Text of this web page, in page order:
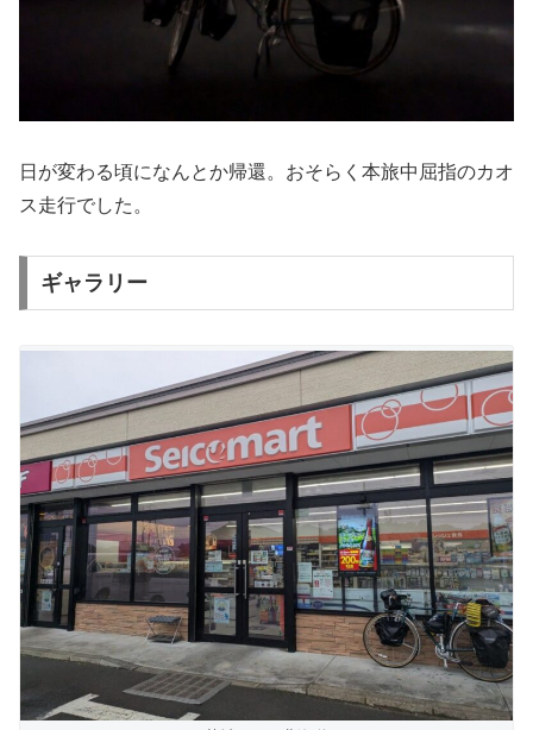
日が変わる頃になんとか帰還。おそらく本旅中屈指のカオ
ス走行でした。
ギャラリー